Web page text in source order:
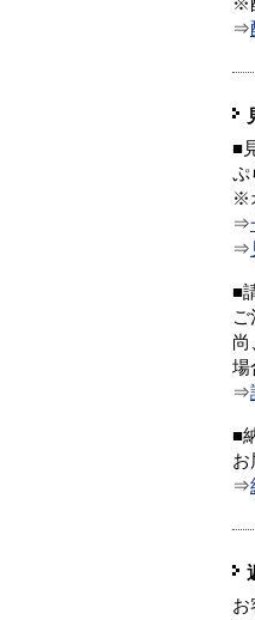
※
⇒
■
ぷ
※
⇒
⇒
■
尚
場
⇒
■
お
⇒
お